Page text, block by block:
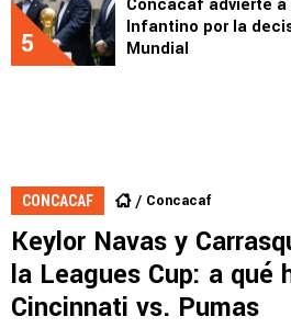
5
Concacaf advierte a
Infantino por la
Mundial
CONCACAF Concacaf
Keylor Navas y
la Leagues Cup: a qué
Cincinnati vs. Pumas